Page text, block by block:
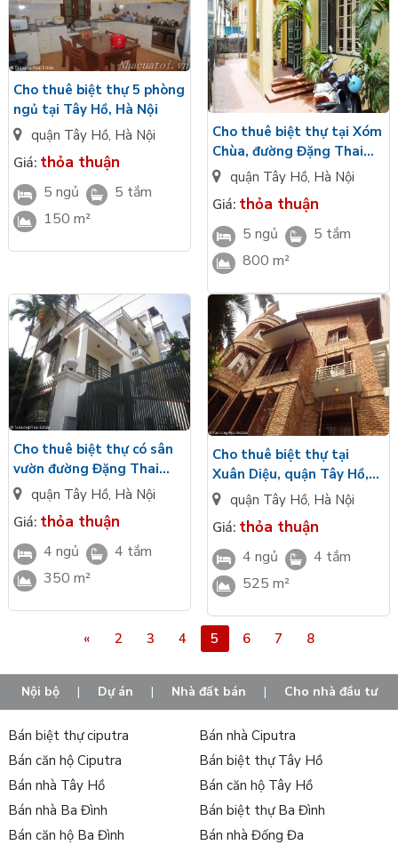
Cho thuê biệt thự 5 phòng
ngủ tại Tây Hồ, Hà Nội
quận Tây Hồ, Hà Nội
Giá: thỏa thuận
5 ngủ
5 tắm
150 m²
Cho thuê biệt thự tại Xóm
Chùa, đường Đặng Thai
Mai, quận Tây Hồ
quận Tây Hồ, Hà Nội
Giá: thỏa thuận
5 ngủ
5 tắm
800 m²
Cho thuê biệt thự có sân
vườn đường Đặng Thai
Mai, Tây Hồ, Hà Nội
quận Tây Hồ, Hà Nội
Giá: thỏa thuận
4 ngủ
4 tắm
350 m²
Cho thuê biệt thự tại
Xuân Diệu, quận Tây Hồ,
Hà Nội
quận Tây Hồ, Hà Nội
Giá: thỏa thuận
4 ngủ
4 tắm
525 m²
« 2 3 4 5 6 7 8
Nội bộ | Dự án | Nhà đất bán | Cho nhà đầu tư
Bán biệt thự ciputra
Bán nhà Ciputra
Bán căn hộ Ciputra
Bán biệt thự Tây Hồ
Bán nhà Tây Hồ
Bán căn hộ Tây Hồ
Bán nhà Ba Đình
Bán biệt thự Ba Đình
Bán căn hộ Ba Đình
Bán nhà Đống Đa